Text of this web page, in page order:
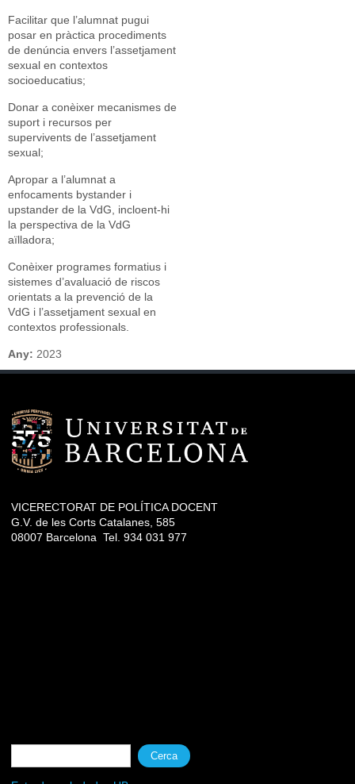
Facilitar que l’alumnat pugui
posar en pràctica procediments
de denúncia envers l’assetjament
sexual en contextos
socioeducatius;
Donar a conèixer mecanismes de
suport i recursos per
supervivents de l’assetjament
sexual;
Apropar a l’alumnat a
enfocaments bystander i
upstander de la VdG, incloent-hi
la perspectiva de la VdG
aïlladora;
Conèixer programes formatius i
sistemes d’avaluació de riscos
orientats a la prevenció de la
VdG i l’assetjament sexual en
contextos professionals.
Any: 2023
VICERECTORAT DE POLÍTICA DOCENT
G.V. de les Corts Catalanes, 585
08007 Barcelona Tel. 934 031 977
Formulari de cerca
Cerca